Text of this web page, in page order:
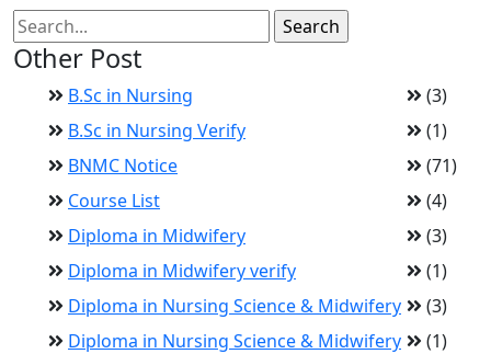
Other Post
B.Sc in Nursing
(3)
B.Sc in Nursing Verify
(1)
BNMC Notice
(71)
Course List
(4)
Diploma in Midwifery
(3)
Diploma in Midwifery verify
(1)
Diploma in Nursing Science & Midwifery
(3)
Diploma in Nursing Science & Midwifery
(1)